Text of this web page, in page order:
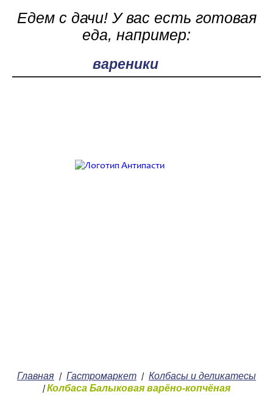
Едем с дачи! У вас есть готовая
еда, например:
Главная / Гастромаркет / Колбасы и деликатесы
/Колбаса Балыковая варёно-копчёная